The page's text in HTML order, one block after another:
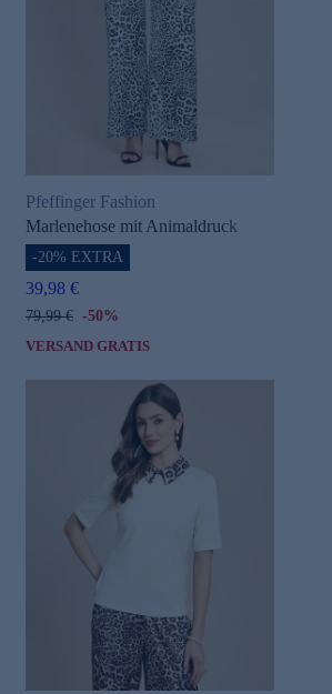
Pfeffinger Fashion
Marlenehose mit Animaldruck
-20% EXTRA
39,98 €
79,99 € -50%
VERSAND GRATIS